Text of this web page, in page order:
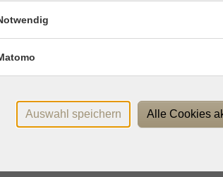
Uhr
Uhr
Di. | 28.07.2026
Auswahl speichern Alle Cookies